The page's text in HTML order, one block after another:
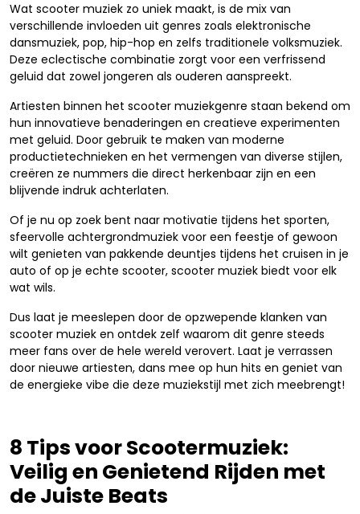
Wat scooter muziek zo uniek maakt, is de mix van
verschillende invloeden uit genres zoals elektronische
dansmuziek, pop, hip-hop en zelfs traditionele volksmuziek.
Deze eclectische combinatie zorgt voor een verfrissend
geluid dat zowel jongeren als ouderen aanspreekt.
Artiesten binnen het scooter muziekgenre staan bekend om
hun innovatieve benaderingen en creatieve experimenten
met geluid. Door gebruik te maken van moderne
productietechnieken en het vermengen van diverse stijlen,
creëren ze nummers die direct herkenbaar zijn en een
blijvende indruk achterlaten.
Of je nu op zoek bent naar motivatie tijdens het sporten,
sfeervolle achtergrondmuziek voor een feestje of gewoon
wilt genieten van pakkende deuntjes tijdens het cruisen in je
auto of op je echte scooter, scooter muziek biedt voor elk
wat wils.
Dus laat je meeslepen door de opzwepende klanken van
scooter muziek en ontdek zelf waarom dit genre steeds
meer fans over de hele wereld verovert. Laat je verrassen
door nieuwe artiesten, dans mee op hun hits en geniet van
de energieke vibe die deze muziekstijl met zich meebrengt!
8 Tips voor Scootermuziek:
Veilig en Genietend Rijden met
de Juiste Beats